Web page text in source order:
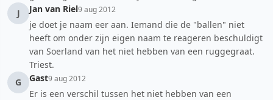
J
Jan van Riel9 aug 2012
je doet je naam eer aan. Iemand die de "ballen" niet
heeft om onder zijn eigen naam te reageren beschuldigt
van Soerland van het niet hebben van een ruggegraat.
Triest.
G
Gast9 aug 2012
Er is een verschil tussen het niet hebben van een